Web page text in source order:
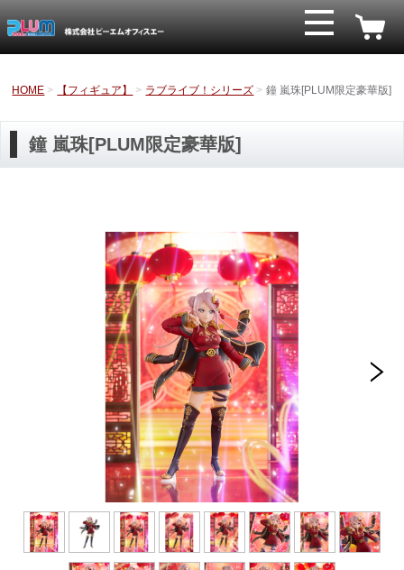
HOME 【フィギュア】 ラブライブ！シリーズ 鐘 嵐珠[PLUM限定豪華版]
鐘 嵐珠[PLUM限定豪華版]